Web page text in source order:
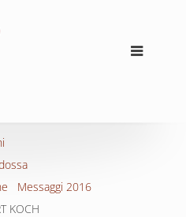
Messaggi 2016
KOCH